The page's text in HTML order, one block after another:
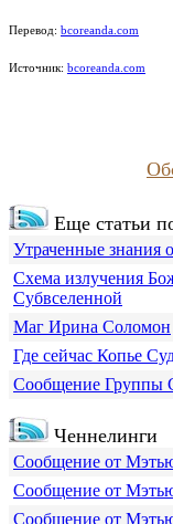
Перевод: bcoreanda.com
Источник: bcoreanda.com
Еще статьи
Утраченные знания
Схема излучения
Субвселенной
Маг Ирина Соломон
Где сейчас Копье
Сообщение Группы
Ченнелинги
Сообщение от
Сообщение от Мэтью
Сообщение от Мэтью